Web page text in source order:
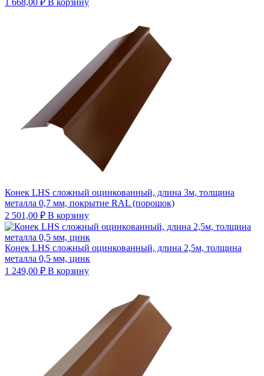
Конек LHS сложный оцинкованный, длина 3м, толщина
металла 0,7 мм, покрытие RAL (порошок)
2 501,00 ₽ В корзину
Конек LHS сложный оцинкованный, длина 2,5м, толщина
металла 0,5 мм, цинк
1 249,00 ₽ В корзину